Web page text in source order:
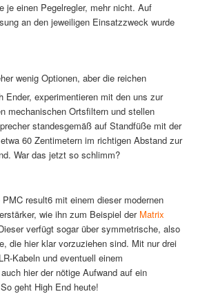
je einen Pegelregler, mehr nicht. Auf
an den jeweiligen Einsatzzweck wurde
wenig Optionen, aber die reichen
Ender, experimentieren mit den uns zur
mechanischen Ortsfiltern und stellen
standesgemäß auf Standfüße mit der
60 Zentimetern im richtigen Abstand zur
War das jetzt so schlimm?
result6 mit einem dieser modernen
wie ihn zum Beispiel der Matrix
verfügt sogar über symmetrische, also
die hier klar vorzuziehen sind. Mit nur drei
Kabeln und eventuell einem
hier der nötige Aufwand auf ein
geht High End heute!